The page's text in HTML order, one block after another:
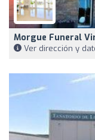
Morgue Funeral
Ver dirección y